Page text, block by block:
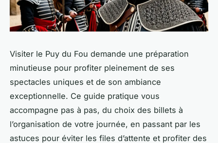
Visiter le Puy du Fou demande une préparation
minutieuse pour profiter pleinement de ses
spectacles uniques et de son ambiance
exceptionnelle. Ce guide pratique vous
accompagne pas à pas, du choix des billets à
l’organisation de votre journée, en passant par les
astuces pour éviter les files d’attente et profiter des